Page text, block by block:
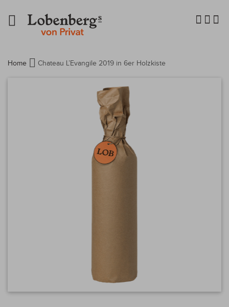
Navigation
umschalten
Home Chateau L’Evangile 2019 in 6er Holzkiste
Zum